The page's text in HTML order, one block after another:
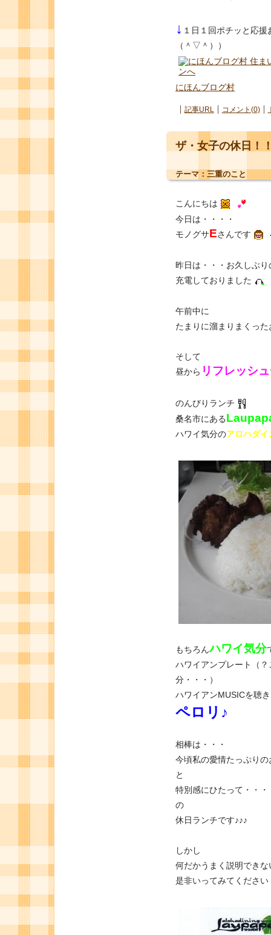
↓ １日１回ポチッと応
（＾▽＾））
にほんブログ村
記事URL コメント(0)
ザ・女子の休日！
テーマ： 三重のこと
こんにちは
今日は・・・・
モノグサEさんです
昨日は・・・お久しぶり
充電しておりました
午前中に
たまりに溜まりまくっ
そして
昼から リフレッシュ
のんびりランチ
桑名市にある
ハワイ気分のアロハダイ
もちろんハワイ気分
ハワイアンプレート（
分・・・）
ハワイアンMUSICを聴
ペロリ♪
相棒は・・・
今頃私の愛情たっぷり
と
特別感にひたって・・・
の
休日ランチです♪♪♪
しかし
何だかうまく説明でき
是非いってみてください